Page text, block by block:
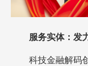
服务实体：发
科技金融解码